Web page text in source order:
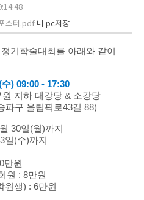
스터.pdf 내 pc저장
기학술대회를 아래와 같이
) 09:00 - 17:30
지하 대강당 & 소강당
구 올림픽로43길 88)
30일(월)까지
일(수)까지
만원​
원 : 8만원
원생) : 6만원